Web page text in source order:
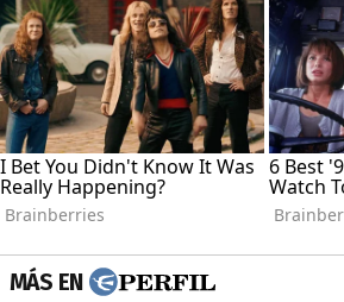
MÁS EN